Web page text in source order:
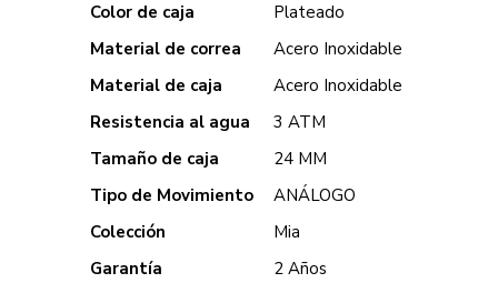
Color de caja
Plateado
Material de correa
Acero Inoxidable
Material de caja
Acero Inoxidable
Resistencia al agua
3 ATM
Tamaño de caja
24 MM
Tipo de Movimiento
ANÁLOGO
Colección
Mia
Garantía
2 Años